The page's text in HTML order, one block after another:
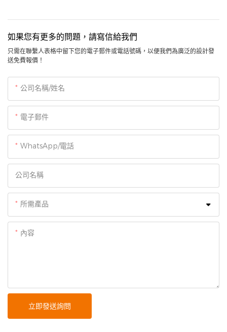
如果您有更多的問題，請寫信給我們
只需在聯繫人表格中留下您的電子郵件或電話號碼，以便我們為廣泛的設計發
送免費報價！
公司名稱/姓名
電子郵件
WhatsApp/電話
公司名稱
所需產品
內容
立即發送詢問